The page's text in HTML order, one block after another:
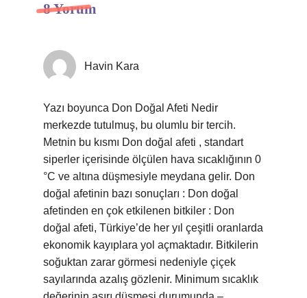
8 Yorum
Havin Kara
Yazı boyunca Don Doğal Afeti Nedir
merkezde tutulmuş, bu olumlu bir tercih.
Metnin bu kısmı Don doğal afeti , standart
siperler içerisinde ölçülen hava sıcaklığının 0
°C ve altına düşmesiyle meydana gelir. Don
doğal afetinin bazı sonuçları : Don doğal
afetinden en çok etkilenen bitkiler : Don
doğal afeti, Türkiye’de her yıl çeşitli oranlarda
ekonomik kayıplara yol açmaktadır. Bitkilerin
soğuktan zarar görmesi nedeniyle çiçek
sayılarında azalış gözlenir. Minimum sıcaklık